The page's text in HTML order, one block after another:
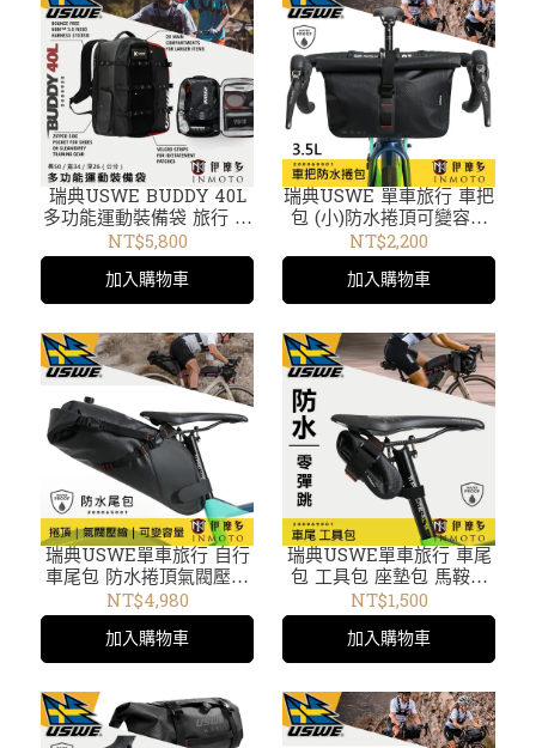
瑞典USWE BUDDY 40L
多功能運動裝備袋 旅行 健
身課 MTB訓練 上班筆電
包 2404935 背包 行李箱
NT$5,800
加入購物車
瑞典USWE 單車旅行 車把
包 (小)防水捲頂可變容量
BikePackig礫石車
Gravel環島200068001
NT$2,200
加入購物車
瑞典USWE單車旅行 自行
車尾包 防水捲頂氣閥壓縮
馬鞍包BikePacking礫石
車Gravel環島200065001
NT$4,980
加入購物車
瑞典USWE單車旅行 車尾
包 工具包 座墊包 馬鞍包
礫石車 BIKEPACKING環
島200069001
NT$1,500
加入購物車